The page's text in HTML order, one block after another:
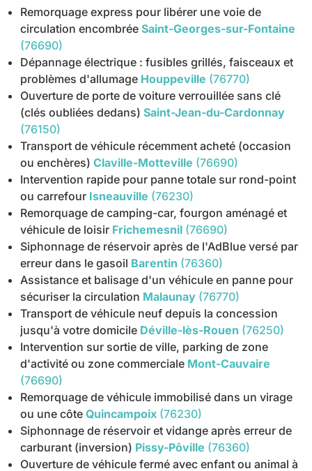
Remorquage express pour libérer une voie de
circulation encombrée Saint-Georges-sur-Fontaine
(76690)
Dépannage électrique : fusibles grillés, faisceaux et
problèmes d'allumage Houppeville (76770)
Ouverture de porte de voiture verrouillée sans clé
(clés oubliées dedans) Saint-Jean-du-Cardonnay
(76150)
Transport de véhicule récemment acheté (occasion
ou enchères) Claville-Motteville (76690)
Intervention rapide pour panne totale sur rond-point
ou carrefour Isneauville (76230)
Remorquage de camping-car, fourgon aménagé et
véhicule de loisir Frichemesnil (76690)
Siphonnage de réservoir après de l'AdBlue versé par
erreur dans le gasoil Barentin (76360)
Assistance et balisage d'un véhicule en panne pour
sécuriser la circulation Malaunay (76770)
Transport de véhicule neuf depuis la concession
jusqu'à votre domicile Déville-lès-Rouen (76250)
Intervention sur sortie de ville, parking de zone
d'activité ou zone commerciale Mont-Cauvaire
(76690)
Remorquage de véhicule immobilisé dans un virage
ou une côte Quincampoix (76230)
Siphonnage de réservoir et vidange après erreur de
carburant (inversion) Pissy-Pôville (76360)
Ouverture de véhicule fermé avec enfant ou animal à